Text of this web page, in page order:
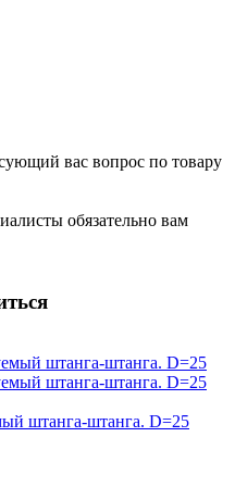
вас вопрос по товару
обязательно вам
штанга-штанга. D=25